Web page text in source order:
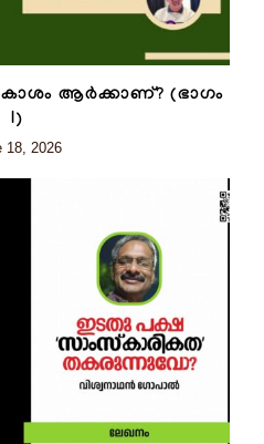
ആർക്കാണ്? (ഭാഗം
I)
18, 2026